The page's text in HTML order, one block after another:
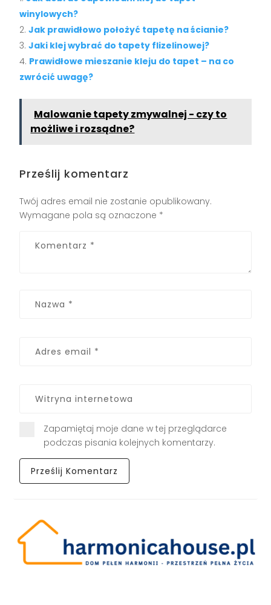
winylowych?
Jak prawidłowo położyć tapetę na ścianie?
Jaki klej wybrać do tapety flizelinowej?
Prawidłowe mieszanie kleju do tapet – na co
zwrócić uwagę?
Malowanie tapety zmywalnej - czy to
możliwe i rozsądne?
Prześlij komentarz
Twój adres email nie zostanie opublikowany.
Wymagane pola są oznaczone *
Zapamiętaj moje dane w tej przeglądarce
podczas pisania kolejnych komentarzy.